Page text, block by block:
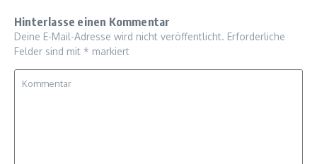
Hinterlasse einen Kommentar
Deine E-Mail-Adresse wird nicht veröffentlicht. Erforderliche
Felder sind mit * markiert